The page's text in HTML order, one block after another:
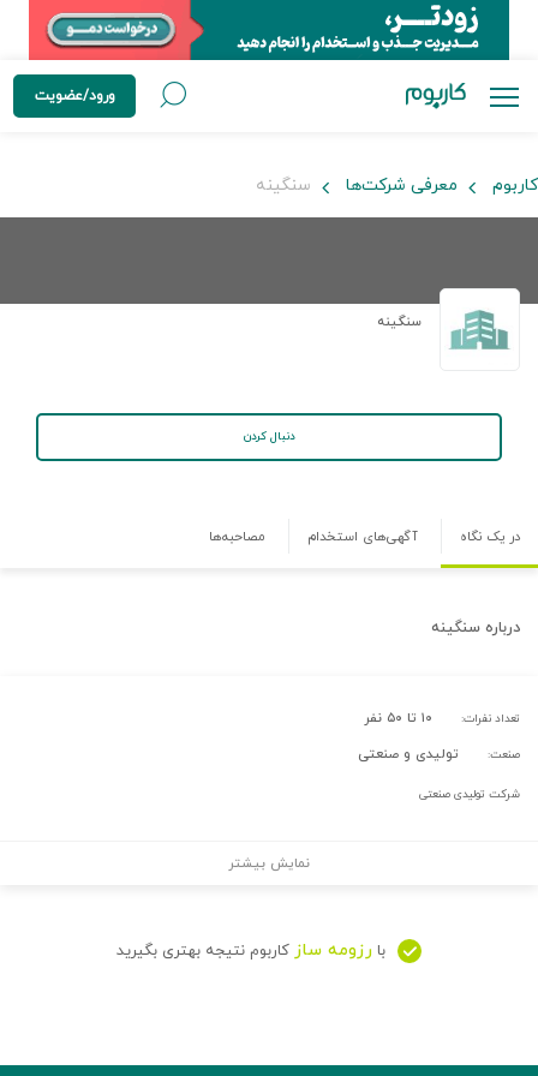
ورود/عضویت
کاربوم معرفی شرکت‌ها سنگینه
سنگینه
دنبال کردن
در یک نگاه آگهی‌های استخدام مصاحبه‌ها
درباره سنگینه
تعداد نفرات: ۱۰ تا ۵۰ نفر
صنعت: تولیدی و صنعتی
شرکت تولیدی صنعتی
نمایش بیشتر
با رزومه ساز کاربوم نتیجه بهتری بگیرید